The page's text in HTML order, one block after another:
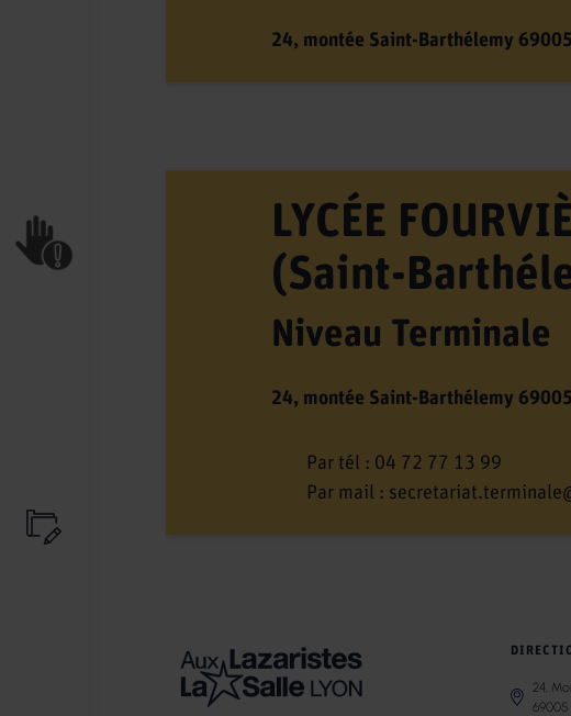
24, montée Saint-Barthélemy
LYCÉE
(Saint-
Niveau Terminale
24, montée Saint-Barthélemy
Par tél : 04 72 77 13 99
Par mail :
24,
69005